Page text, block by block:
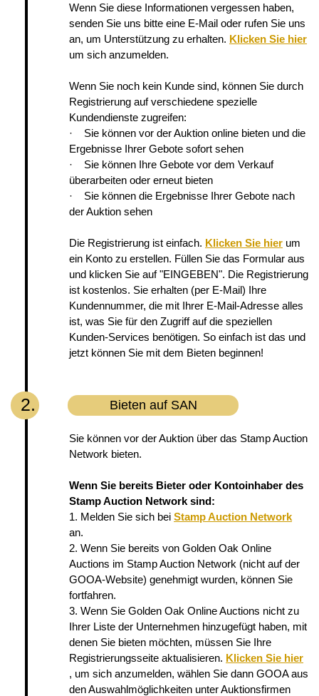
Wenn Sie diese Informationen vergessen haben,
senden Sie uns bitte eine E-Mail oder rufen Sie uns
an, um Unterstützung zu erhalten. Klicken Sie hier
um sich anzumelden.
Wenn Sie noch kein Kunde sind, können Sie durch
Registrierung auf verschiedene spezielle
Kundendienste zugreifen:
· Sie können vor der Auktion online bieten und die
Ergebnisse Ihrer Gebote sofort sehen
· Sie können Ihre Gebote vor dem Verkauf
überarbeiten oder erneut bieten
· Sie können die Ergebnisse Ihrer Gebote nach
der Auktion sehen
Die Registrierung ist einfach. Klicken Sie hier um
ein Konto zu erstellen. Füllen Sie das Formular aus
und klicken Sie auf "EINGEBEN". Die Registrierung
ist kostenlos. Sie erhalten (per E-Mail) Ihre
Kundennummer, die mit Ihrer E-Mail-Adresse alles
ist, was Sie für den Zugriff auf die speziellen
Kunden-Services benötigen. So einfach ist das und
jetzt können Sie mit dem Bieten beginnen!
2. Bieten auf SAN
Sie können vor der Auktion über das Stamp Auction
Network bieten.
Wenn Sie bereits Bieter oder Kontoinhaber des
Stamp Auction Network sind:
1. Melden Sie sich bei Stamp Auction Network
an.
2. Wenn Sie bereits von Golden Oak Online
Auctions im Stamp Auction Network (nicht auf der
GOOA-Website) genehmigt wurden, können Sie
fortfahren.
3. Wenn Sie Golden Oak Online Auctions nicht zu
Ihrer Liste der Unternehmen hinzugefügt haben, mit
denen Sie bieten möchten, müssen Sie Ihre
Registrierungsseite aktualisieren. Klicken Sie hier
, um sich anzumelden, wählen Sie dann GOOA aus
den Auswahlmöglichkeiten unter Auktionsfirmen